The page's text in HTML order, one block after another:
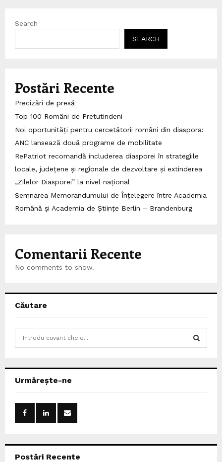
Search
SEARCH
Postări Recente
Precizări de presă
Top 100 Români de Pretutindeni
Noi oportunități pentru cercetătorii români din diaspora:
ANC lansează două programe de mobilitate
RePatriot recomandă includerea diasporei în strategiile
locale, județene și regionale de dezvoltare și extinderea
„Zilelor Diasporei” la nivel național
Semnarea Memorandumului de Înțelegere între Academia
Română și Academia de Științe Berlin – Brandenburg
Comentarii Recente
No comments to show.
Căutare
h
Urmărește-ne
Postări Recente